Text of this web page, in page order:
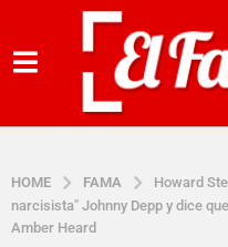
HOME FAMA
Howard
narcisista" Johnny Depp y dice
Amber Heard